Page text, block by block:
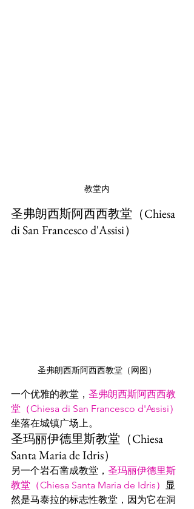
教堂内
圣弗朗西斯阿西西教堂（Chiesa
di San Francesco d'Assisi）
圣弗朗西斯阿西西教堂（网图）
一个优雅的教堂， 圣弗朗西斯阿西西教
堂（Chiesa di San Francesco d'Assisi）
坐落在城镇广场上。
圣玛丽伊德里斯教堂（Chiesa
Santa Maria de Idris）
另一个岩石凿成教堂， 圣玛丽伊德里斯
教堂（Chiesa Santa Maria de Idris）
显
然是马泰拉的标志性教堂，因为它在洞